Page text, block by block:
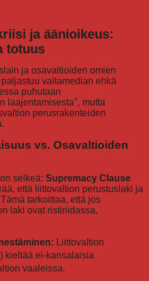
ja äänioikeus:
totuus
ja osavaltioiden omien
valtamedian ehkä
puhutaan
laajentamisesta", mutta
perusrakenteiden
vs. Osavaltioiden
selkeä: Supremacy Clause
että liittovaltion perustuslaki ja
tarkoittaa, että jos
laki ovat ristiriidassa,
Liittovaltion
kieltää ei-kansalaisia
vaaleissa.